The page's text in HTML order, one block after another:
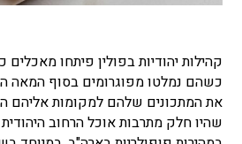
קהילות יהודיות בפולין פיתחו מאכלים
את המתכונים שלהם למקומות אליהם
שהיו חלק מתרבות אוכל הרחוב